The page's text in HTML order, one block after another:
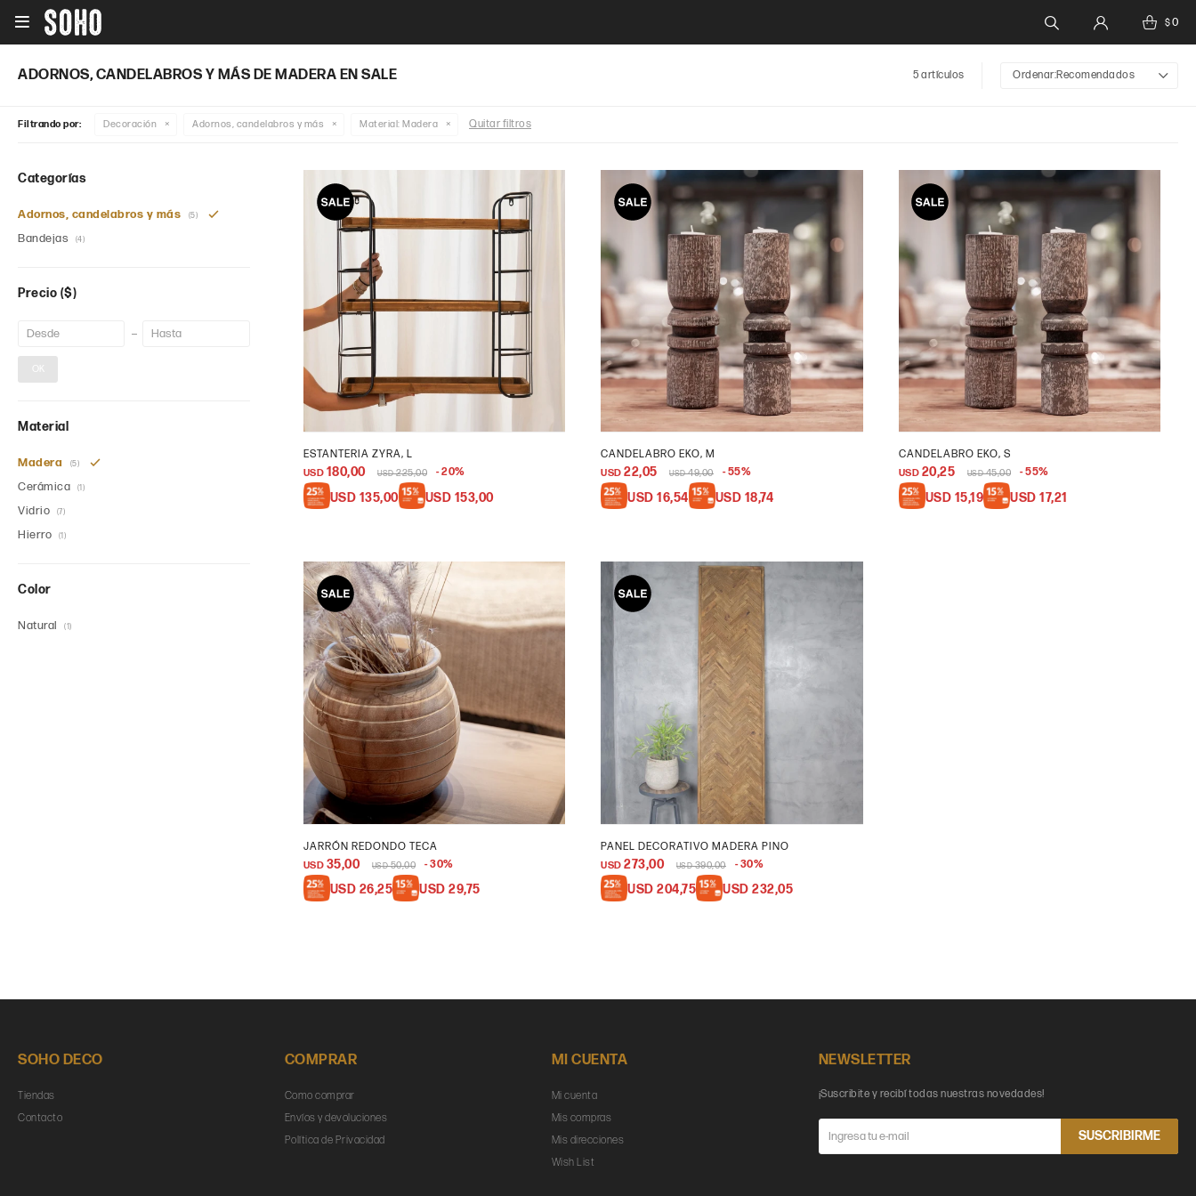
$0

ADORNOS, CANDELABROS Y MÁS DE MADERA EN SALE 5 artículos Recomendados
Filtrando por: Decoración Adornos, candelabros y más Material: Madera Quitar filtros
ESTANTERIA ZYRA, L
USD 180,00 USD 225,00 20
USD 135,00 USD 153,00
CANDELABRO EKO, M
USD 22,05 USD 49,00 55
USD 16,54 USD 18,74
CANDELABRO EKO, S
USD 20,25 USD 45,00 55
USD 15,19 USD 17,21
JARRÓN REDONDO TECA
USD 35,00 USD 50,00 30
USD 26,25 USD 29,75
PANEL DECORATIVO MADERA PINO
USD 273,00 USD 390,00 30
USD 204,75 USD 232,05
Categorías
Adornos, candelabros y más (5)
Bandejas (4)
Precio ($)
OK
Material
Madera (5)
Cerámica (1)
Vidrio (7)
Hierro (1)
Color
Natural (1)
SOHO DECO
Tiendas
Contacto
COMPRAR
Como comprar
Envíos y devoluciones
Política de Privacidad
MI CUENTA
Mi cuenta
Mis compras
Mis direcciones
Wish List
NEWSLETTER
¡Suscribite y recibí todas nuestras novedades!
SUSCRIBIRME